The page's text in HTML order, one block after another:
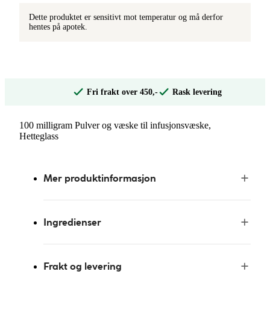
Dette produktet er sensitivt mot temperatur og må derfor
hentes på apotek.
Fri frakt over 450,- Rask levering
100 milligram Pulver og væske til infusjonsvæske,
Hetteglass
Mer produktinformasjon
Ingredienser
Frakt og levering